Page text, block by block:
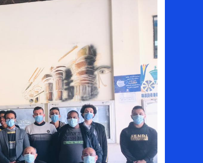
من هي جيداء كامل بطلة الملحمة؟..
بحث في الإسلام بسببها.. من هي
لماذا تنجح بعض الحملات
بعد فسخ عقده.. حصاد وأرقام سيف